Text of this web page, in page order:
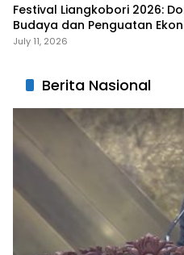
Festival Liangkobori 2026:
Budaya dan Penguatan
July 11, 2026
Berita Nasional